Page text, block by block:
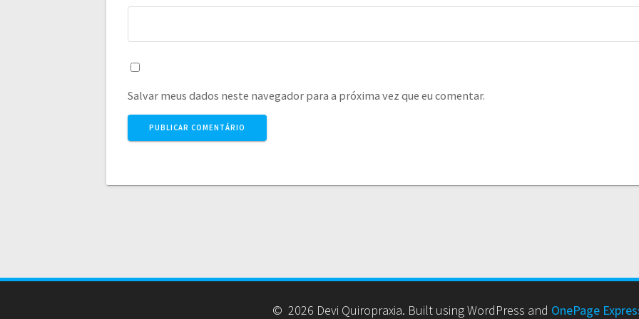
Salvar meus dados neste navegador para a próxima vez que eu comentar.
© 2026 Devi Quiropraxia. Built using WordPress and OnePage